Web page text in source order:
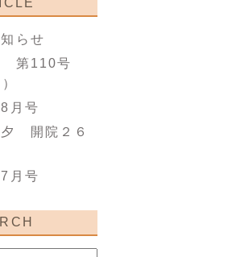
らせ
第110号
月号
開院２６
月号